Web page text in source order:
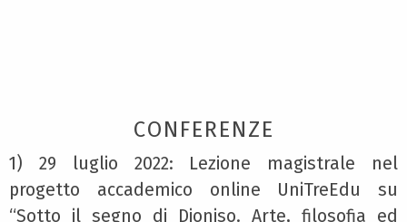
CONFERENZE
1) 29 luglio 2022: Lezione magistrale nel
progetto accademico online UniTreEdu su
“Sotto il segno di Dioniso. Arte, filosofia ed